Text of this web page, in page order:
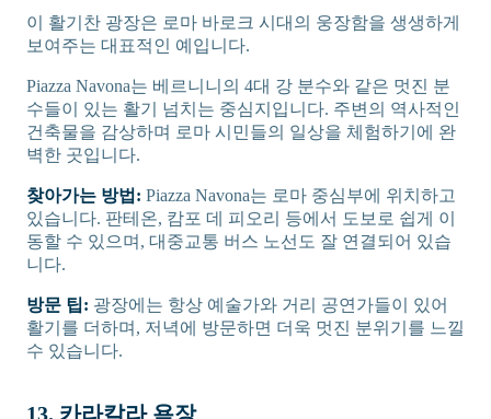
이 활기찬 광장은 로마 바로크 시대의 웅장함을 생생하게
보여주는 대표적인 예입니다.
Piazza Navona는 베르니니의 4대 강 분수와 같은 멋진 분
수들이 있는 활기 넘치는 중심지입니다. 주변의 역사적인
건축물을 감상하며 로마 시민들의 일상을 체험하기에 완
벽한 곳입니다.
찾아가는 방법: Piazza Navona는 로마 중심부에 위치하고
있습니다. 판테온, 캄포 데 피오리 등에서 도보로 쉽게 이
동할 수 있으며, 대중교통 버스 노선도 잘 연결되어 있습
니다.
방문 팁: 광장에는 항상 예술가와 거리 공연가들이 있어
활기를 더하며, 저녁에 방문하면 더욱 멋진 분위기를 느낄
수 있습니다.
13. 카라칼라 욕장